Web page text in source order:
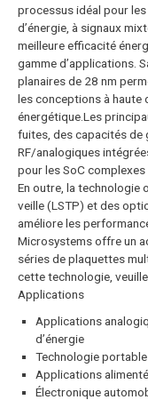
processus idéal pour
d’énergie, à signaux
meilleure efficacité
gamme d’applications.
planaires de 28 nm
les conceptions à haute
énergétique.Les
fuites, des capacités de
RF/analogiques
pour les SoC
En outre, la technologie
veille (LSTP) et des
améliore les
Microsystems offre un
séries de plaquettes
cette technologie,
Applications
Applications
d’énergie
Technologie portable
Applications
Électronique